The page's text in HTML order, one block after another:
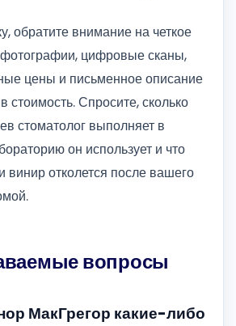
обратите внимание на четкое
цифровые сканы,
цены и письменное описание
стоимость. Спросите, сколько
стоматолог выполняет в
он использует и что
винир отколется после вашего
вопросы
МакГрегор какие-либо